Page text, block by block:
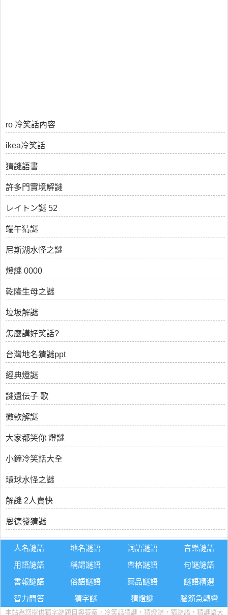
ro 冷笑話內容
ikea冷笑話
猜謎語書
許多門實境解謎
レイトン謎 52
端午猜謎
尼斯湖水怪之謎
燈謎 0000
乾隆生母之謎
垃圾解謎
怎麼講好笑話?
台灣地名猜謎ppt
經典燈謎
謎遺伝子 歌
微軟解謎
大家都笑你 燈謎
小鐘冷笑話大全
環球水怪之謎
解謎 2人賣快
恩德發猜謎
人名謎語 地名謎語 詞語謎語
音樂謎語
用語謎語
稱謂謎語 帶格謎語
句謎謎語
書報謎語
俗語謎語 藥品謎語
謎語精選
智力問答
猜字謎 猜燈謎 腦筋急轉彎
本站為您提供猜字謎題目與答案，冷笑話猜謎，猜燈謎，猜謎語，猜謎語大